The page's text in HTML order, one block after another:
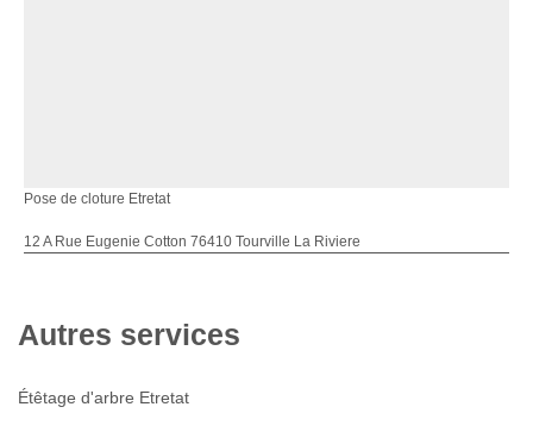
Pose de cloture Etretat
12 A Rue Eugenie Cotton 76410 Tourville La Riviere
Autres services
Étêtage d'arbre Etretat